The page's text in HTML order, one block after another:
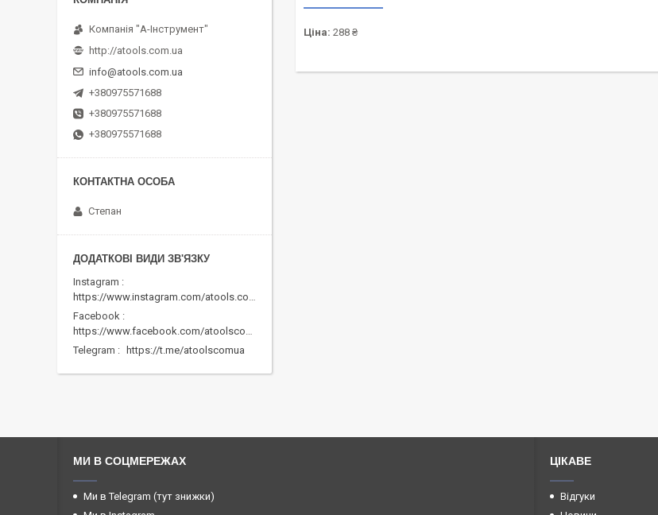
Ціна: 288 ₴
Компанія "А-Інструмент"
http://atools.com.ua
info@atools.com.ua
+380975571688
+380975571688
+380975571688
Степан
Instagram
https://www.instagram.com/atools.com.ua/
Facebook
https://www.facebook.com/atoolscomua/
Telegram
https://t.me/atoolscomua
МИ В СОЦМЕРЕЖАХ
Ми в Telegram (тут знижки)
ЦІКАВЕ
Відгуки